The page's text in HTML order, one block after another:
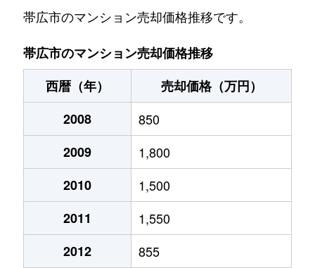
帯広市のマンション売却価格推移です。
帯広市のマンション売却価格推移
西暦（年）
売却価格（万円）
2008
850
2009
1,800
2010
1,500
2011
1,550
2012
855